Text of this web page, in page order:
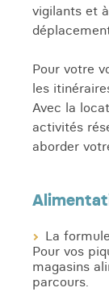
vigilants et
Pour votre
les
Avec la
activités
aborder
La
Pour vos
magasins
parcours.